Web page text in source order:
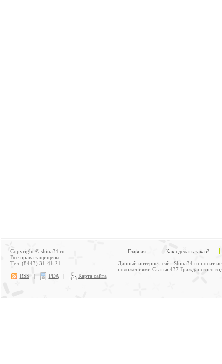
Copyright © shina34.ru.
Все права защищены.
Тел. (8443) 31-41-21
RSS | PDA | Карта сайта
Главная
Как сделать заказ?
Данный интернет-сайт Shina34.ru носит
положениями Статьи 437 Гражданского